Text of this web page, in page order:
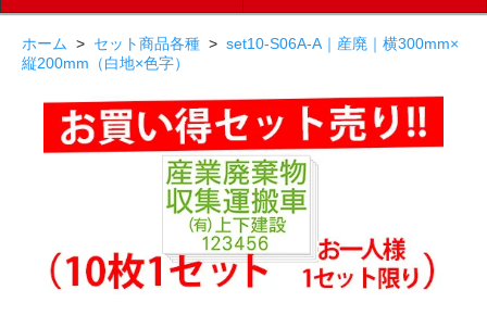
ホーム > セット商品各種 > set10-S06A-A｜産廃｜横300mm×
縦200mm（白地×色字）